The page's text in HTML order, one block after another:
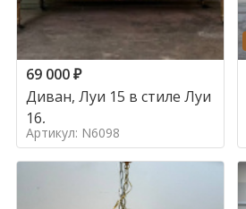
69 000₽
Диван, Луи 15 в стиле Луи
16,
Артикул: N6098